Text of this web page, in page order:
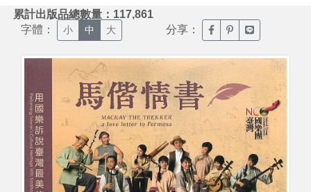
累計出版品總數量：117,861
字體： 小 中 大 分享： 臉書分享(另開新視窗)
噗浪分享(另開新
Line分享(另